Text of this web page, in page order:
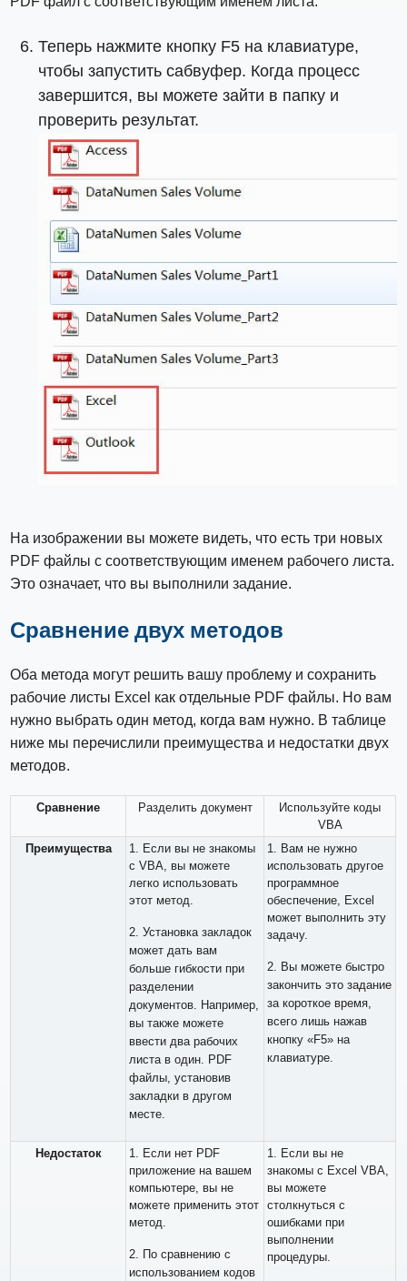
Теперь нажмите кнопку F5 на клавиатуре,
чтобы запустить сабвуфер. Когда процесс
завершится, вы можете зайти в папку и
проверить результат.
На изображении вы можете видеть, что есть три новых
PDF файлы с соответствующим именем рабочего листа.
Это означает, что вы выполнили задание.
Сравнение двух методов
Оба метода могут решить вашу проблему и сохранить
рабочие листы Excel как отдельные PDF файлы. Но вам
нужно выбрать один метод, когда вам нужно. В таблице
ниже мы перечислили преимущества и недостатки двух
методов.
Сравнение Разделить документ
Используйте коды
VBA
Преимущества
1. Если вы не знакомы
с VBA, вы можете
легко использовать
этот метод.
2. Установка закладок
может дать вам
больше гибкости при
разделении
документов. Например,
вы также можете
ввести два рабочих
листа в один. PDF
файлы, установив
закладки в другом
месте.
1. Вам не нужно
использовать другое
программное
обеспечение, Excel
может выполнить эту
задачу.
2. Вы можете быстро
закончить это задание
за короткое время,
всего лишь нажав
кнопку «F5» на
клавиатуре.
Недостаток
1. Если нет PDF
приложение на вашем
компьютере, вы не
можете применить этот
метод.
2. По сравнению с
использованием кодов
1. Если вы не
знакомы с Excel VBA,
вы можете
столкнуться с
ошибками при
выполнении
процедуры.